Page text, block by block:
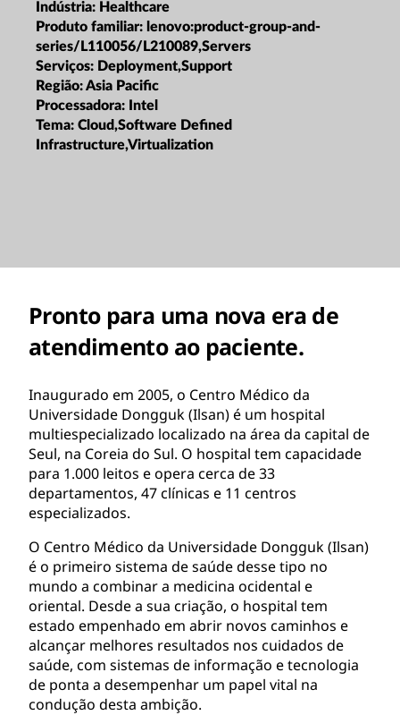
Indústria: Healthcare
Produto familiar: lenovo:product-group-and-
series/L110056/L210089,Servers
Serviços: Deployment,Support
Região:Asia Pacific
Processadora: Intel
Tema: Cloud,Software Defined
Infrastructure,Virtualization
Pronto para uma nova era de
atendimento ao paciente.
Inaugurado em 2005, o Centro Médico da
Universidade Dongguk (Ilsan) é um hospital
multiespecializado localizado na área da capital de
Seul, na Coreia do Sul. O hospital tem capacidade
para 1.000 leitos e opera cerca de 33
departamentos, 47 clínicas e 11 centros
especializados.
O Centro Médico da Universidade Dongguk (Ilsan)
é o primeiro sistema de saúde desse tipo no
mundo a combinar a medicina ocidental e
oriental. Desde a sua criação, o hospital tem
estado empenhado em abrir novos caminhos e
alcançar melhores resultados nos cuidados de
saúde, com sistemas de informação e tecnologia
de ponta a desempenhar um papel vital na
condução desta ambição.